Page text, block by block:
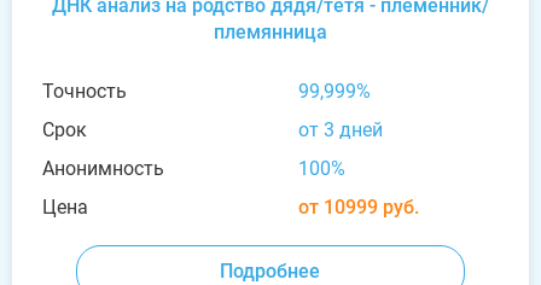
ДНК анализ на родство дядя/тётя - племенник/
племянница
Точность
99,999%
Срок
от 3 дней
Анонимность
100%
Цена
от 10999 руб.
Подробнее